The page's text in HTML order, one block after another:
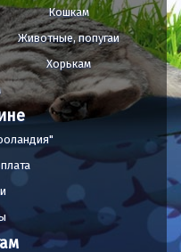
Кошкам
Животные, попугаи
Хорькам